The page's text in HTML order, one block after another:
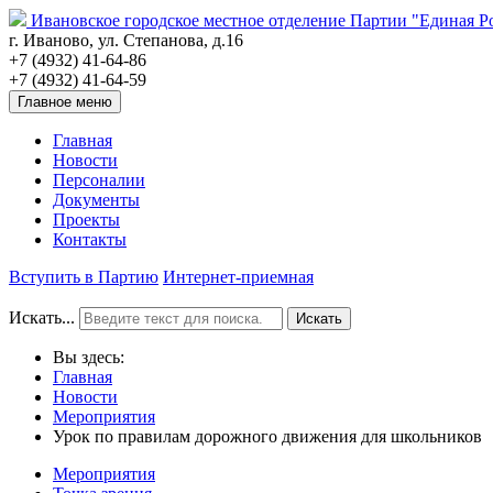
Ивановское городское местное отделение Партии "Единая
г. Иваново, ул. Степанова, д.16
+7 (4932) 41-64-86
+7 (4932) 41-64-59
Главное меню
Главная
Новости
Персоналии
Документы
Проекты
Контакты
Вступить в Партию Интернет-приемная
Искать... Искать
Вы здесь:
Главная
Новости
Мероприятия
Урок по правилам дорожного движения для школьников
Мероприятия